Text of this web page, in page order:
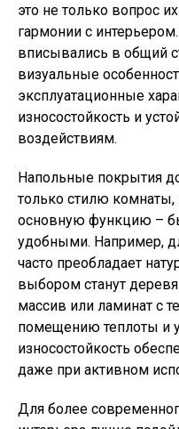
это не только вопрос
гармонии с
вписывались в общий
визуальные
эксплуатационные
износостойкость и
воздействиям.
Напольные покрытия
только стилю
основную функцию –
удобными. Например,
часто преобладает
выбором станут
массив или ламинат с
помещению теплоты и
износостойкость
даже при активном
Для более